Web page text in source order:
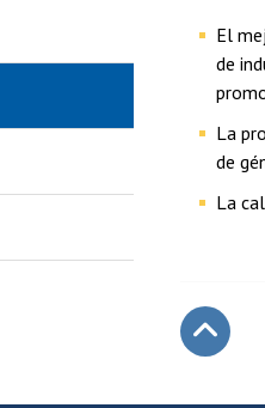
El
de
La
de
La